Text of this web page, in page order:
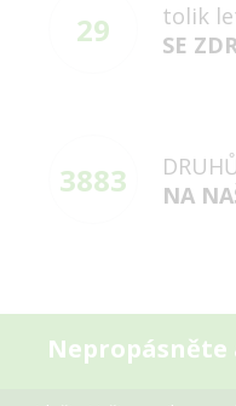
29
tolik
SE
3883
NA
Nepropásněte